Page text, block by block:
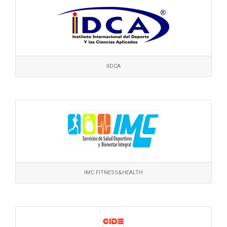
IIDCA
IMC FITNESS&HEALTH